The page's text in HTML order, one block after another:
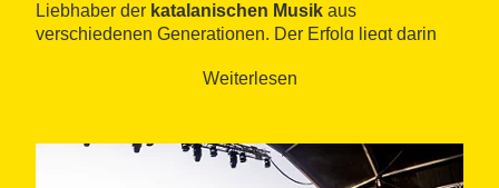
Liebhaber der katalanischen Musik aus
verschiedenen Generationen. Der Erfolg liegt darin
bekanntesten und aufstrebenden Künstlern der
Geschichte und
Weiterlesen